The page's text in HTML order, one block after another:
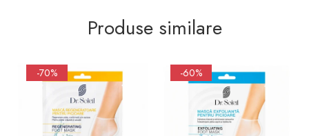
Produse similare
-70% -60%